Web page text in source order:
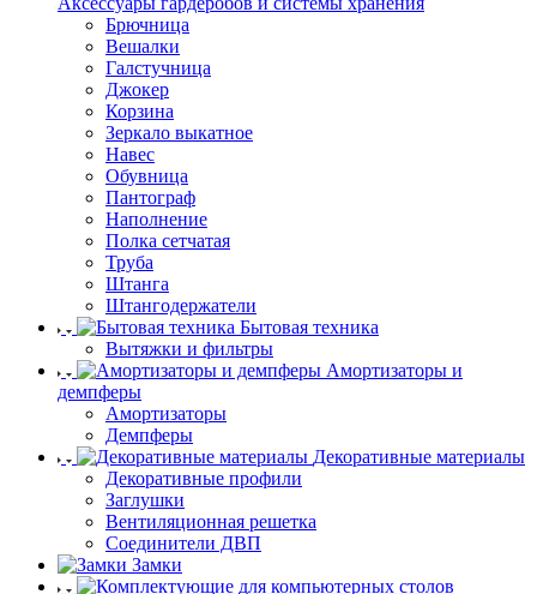
Брючница
Вешалки
Галстучница
Джокер
Корзина
Зеркало выкатное
Навес
Обувница
Пантограф
Наполнение
Полка сетчатая
Труба
Штанга
Штангодержатели
Бытовая техника
Вытяжки и фильтры
Амортизаторы и
демпферы
Амортизаторы
Демпферы
Декоративные материалы
Декоративные профили
Заглушки
Вентиляционная решетка
Соединители ДВП
Замки